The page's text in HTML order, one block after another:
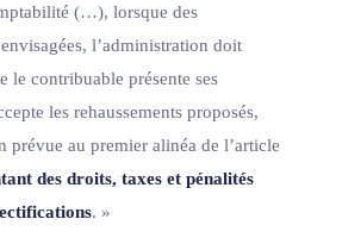
(…), lorsque des
l’administration doit
le contribuable présente ses
les rehaussements proposés,
prévue au premier alinéa de l’article
des droits, taxes et pénalités
. »